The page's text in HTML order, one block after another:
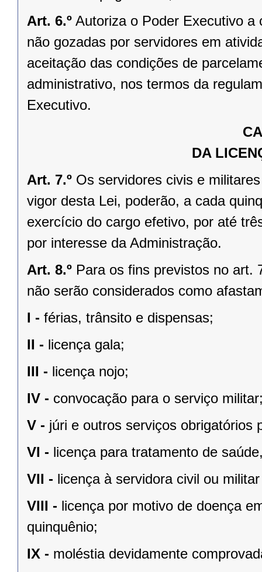
Art. 6.º Autoriza o Poder Executivo a
não gozadas por servidores em
aceitação das condições de
administrativo, nos termos da
Executivo.
DA
Art. 7.º Os servidores civis e
vigor desta Lei, poderão, a cada
exercício do cargo efetivo, por até
por interesse da Administração.
Art. 8.º Para os fins previstos no art.
não serão considerados como
I - férias, trânsito e dispensas;
II - licença gala;
III - licença nojo;
IV - convocação para o serviço
V - júri e outros serviços obrigatórios
VI - licença para tratamento de
VII - licença à servidora civil ou
VIII - licença por motivo de doença
quinquênio;
IX - moléstia devidamente